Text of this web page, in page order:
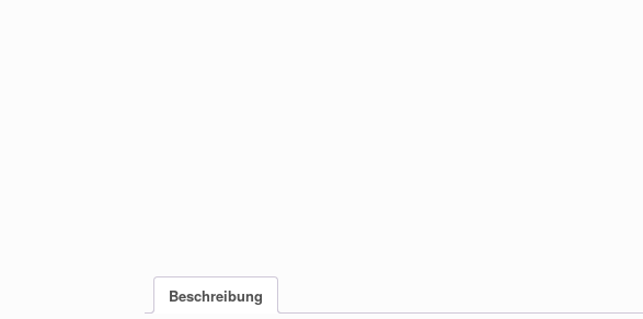
Beschreibung